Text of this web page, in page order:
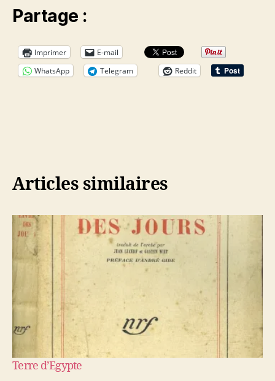
Partage :
Imprimer
E-mail
WhatsApp
Telegram Reddit
Articles similaires
Terre d’Egypte